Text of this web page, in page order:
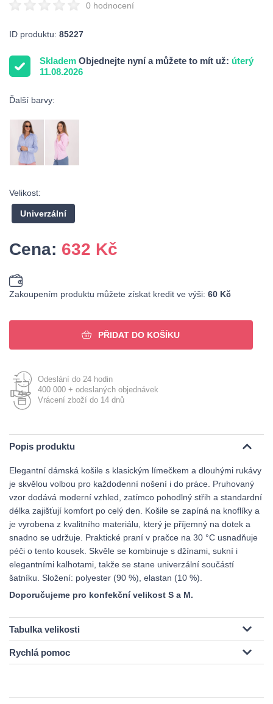
0 hodnocení
ID produktu: 85227
Skladem Objednejte nyní a můžete to mít už: úterý
11.08.2026
Ďalší barvy:
Velikost:
Univerzální
Cena: 632 Kč
Zakoupením produktu můžete získat kredit ve výši: 60 Kč
PŘIDAT DO KOŠÍKU
Odeslání do 24 hodin
400 000 + odeslaných objednávek
Vrácení zboží do 14 dnů
Popis produktu
Elegantní dámská košile s klasickým límečkem a dlouhými rukávy
je skvělou volbou pro každodenní nošení i do práce. Pruhovaný
vzor dodává moderní vzhled, zatímco pohodlný střih a standardní
délka zajišťují komfort po celý den. Košile se zapíná na knoflíky a
je vyrobena z kvalitního materiálu, který je příjemný na dotek a
snadno se udržuje. Praktické praní v pračce na 30 °C usnadňuje
péči o tento kousek. Skvěle se kombinuje s džínami, sukní i
elegantními kalhotami, takže se stane univerzální součástí
šatníku. Složení: polyester (90 %), elastan (10 %).
Doporučujeme pro konfekční velikost S a M.
Tabulka velikosti
Rychlá pomoc